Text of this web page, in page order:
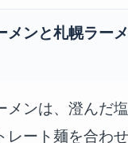
メンと札幌ラー
メンは、澄んだ
レート麺を合わ